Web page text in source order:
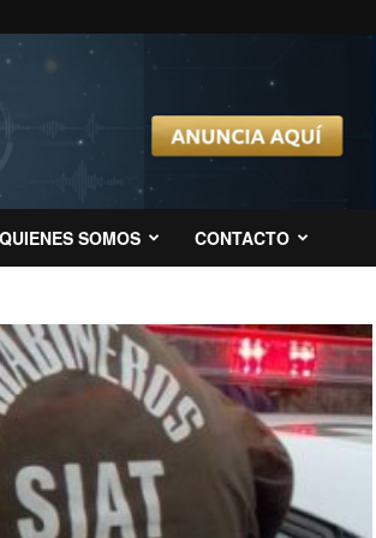
QUIENES SOMOS CONTACTO